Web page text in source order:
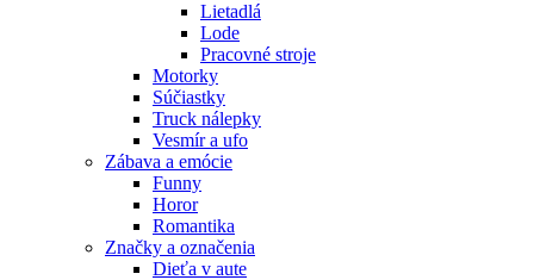
Lietadlá
Lode
Pracovné stroje
Motorky
Súčiastky
Truck nálepky
Vesmír a ufo
Zábava a emócie
Funny
Horor
Romantika
Značky a označenia
Dieťa v aute